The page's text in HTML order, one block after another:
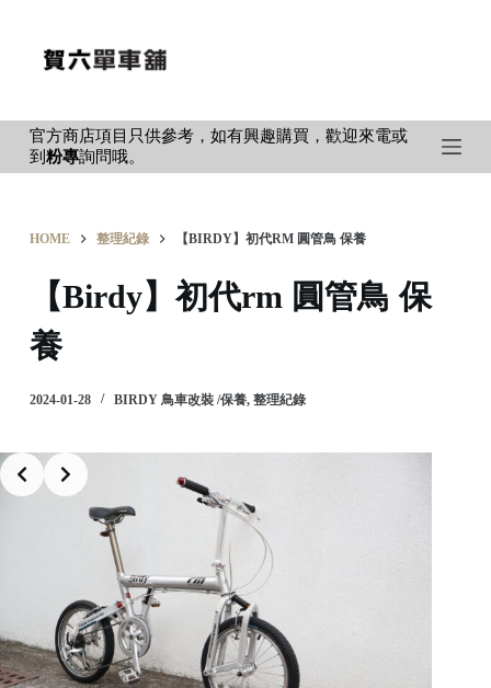
o
官方商店項目只供參考，如有興趣購買，歡迎來電或
到 粉專詢問哦。
HOME 整理紀錄 【BIRDY】初代RM 圓管鳥 保養
【Birdy】初代rm 圓管鳥 保
養
2024-01-28 BIRDY 鳥車改裝 /保養, 整理紀錄
Slide 2 of 7